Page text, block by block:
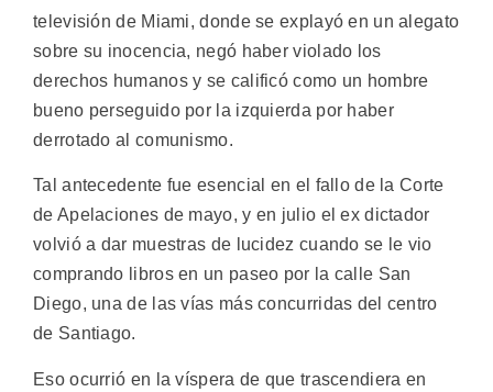
televisión de Miami, donde se explayó en un alegato
sobre su inocencia, negó haber violado los
derechos humanos y se calificó como un hombre
bueno perseguido por la izquierda por haber
derrotado al comunismo.
Tal antecedente fue esencial en el fallo de la Corte
de Apelaciones de mayo, y en julio el ex dictador
volvió a dar muestras de lucidez cuando se le vio
comprando libros en un paseo por la calle San
Diego, una de las vías más concurridas del centro
de Santiago.
Eso ocurrió en la víspera de que trascendiera en